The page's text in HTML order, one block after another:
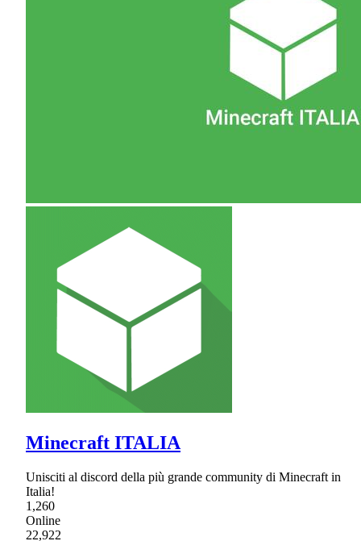
Minecraft ITALIA
Unisciti al discord della più grande community di Minecraft in
Italia!
1,260
Online
22,922